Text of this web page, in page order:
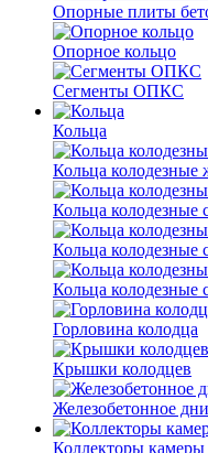
Опорные плиты
Опорное кольцо
Сегменты ОПКС
Кольца
Кольца колодезные
Кольца колодезные
Кольца колодезные
Кольца колодезные
Горловина колодца
Крышки колодцев
Железобетонное
Коллекторы камеры